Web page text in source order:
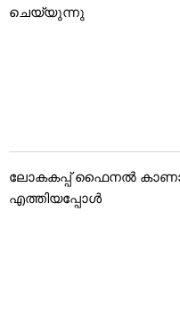
ചെയ്യുന്നു
ലോകകപ്പ് ഫൈനൽ
എത്തിയപ്പോൾ